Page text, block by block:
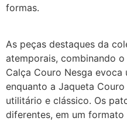
formas.
As peças destaques da
atemporais, combinando
Calça Couro Nesga
enquanto a Jaqueta
utilitário e clássico. Os
diferentes, em um